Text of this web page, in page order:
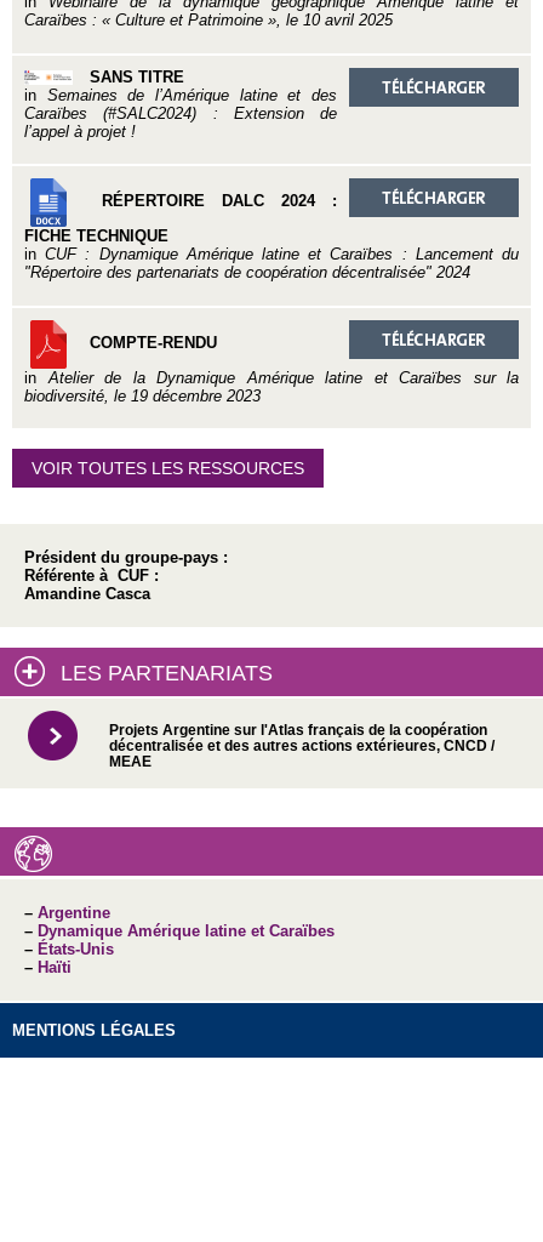
Caraïbes : « Culture et Patrimoine », le 10 avril 2025
SANS TITRE
in Semaines de l’Amérique latine et des
Caraïbes (#SALC2024) : Extension de
l’appel à projet !
RÉPERTOIRE DALC 2024 :
FICHE TECHNIQUE
inCUF : Dynamique Amérique latine et Caraïbes : Lancement du
"Répertoire des partenariats de coopération décentralisée" 2024
COMPTE-RENDU
in Atelier de la Dynamique Amérique latine et Caraïbes sur la
biodiversité, le 19 décembre 2023
VOIR TOUTES LES RESSOURCES
Président du groupe-pays :
Référente à CUF :
Amandine Casca
LES PARTENARIATS
Projets Argentine sur l'Atlas français de la coopération
décentralisée et des autres actions extérieures, CNCD /
MEAE
– Argentine
– Dynamique Amérique latine et Caraïbes
– États-Unis
– Haïti
MENTIONS LÉGALES